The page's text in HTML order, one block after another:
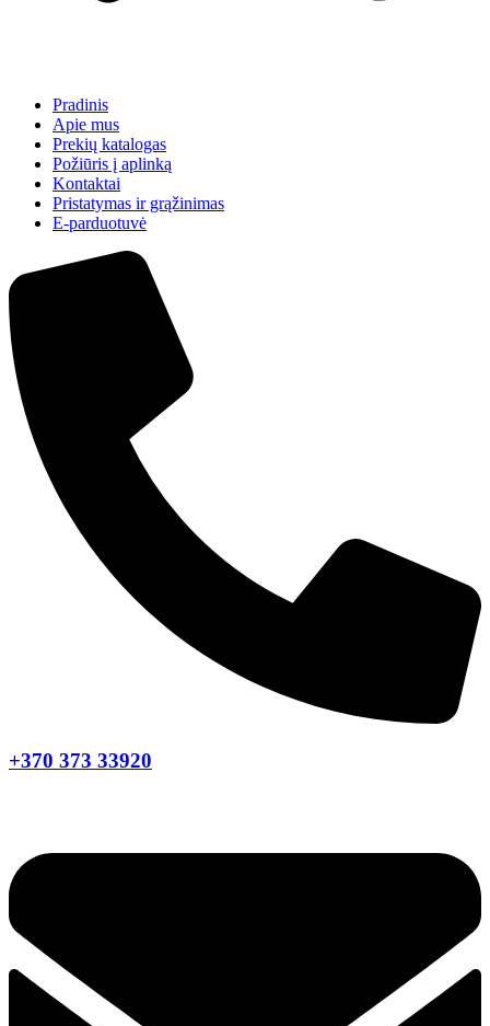
Pradinis
Apie mus
Prekių katalogas
Požiūris į aplinką
Kontaktai
Pristatymas ir grąžinimas
E-parduotuvė
+370 373 33920